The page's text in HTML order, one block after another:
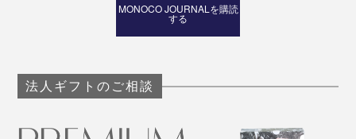
MONOCO JOURNALを購読
する
法人ギフトのご相談